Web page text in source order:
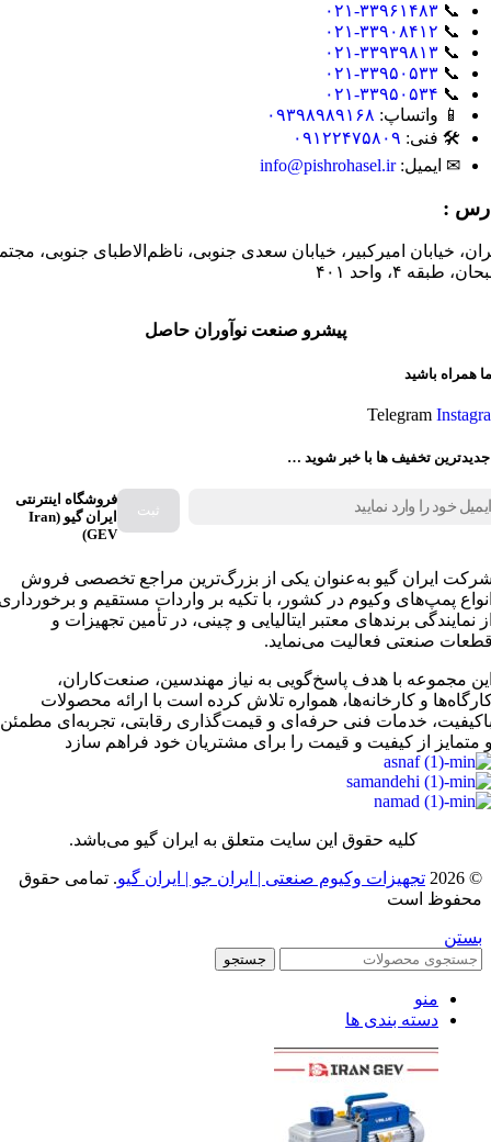
📞 ۰۲۱-۳۳۹۶۱۴۸۳
📞 ۰۲۱-۳۳۹۰۸۴۱۲
📞 ۰۲۱-۳۳۹۳۹۸۱۳
📞 ۰۲۱-۳۳۹۵۰۵۳۳
📞 ۰۲۱-۳۳۹۵۰۵۳۴
📱 واتساپ: ۰۹۳۹۸۹۸۹۱۶۸
🛠 فنی: ۰۹۱۲۲۴۷۵۸۰۹
✉ ایمیل:info@pishrohasel.ir
:
خیابان امیرکبیر، خیابان سعدی جنوبی، ناظم‌الاطبای جنوبی،
طبقه ۴، واحد ۴۰۱
پیشرو صنعت نوآوران حاصل
ما همراه باشید
Telegram
جدیدترین تخفیف ها با خبر شوید …
فروشگاه اینترنتی
ایران گیو (Iran
GEV)
ایران گیو به‌عنوان یکی از بزرگ‌ترین مراجع تخصصی فروش
پمپ‌های وکیوم در کشور، با تکیه بر واردات مستقیم و
نمایندگی برندهای معتبر ایتالیایی و چینی، در تأمین تجهیزات و
صنعتی فعالیت می‌نماید.
مجموعه با هدف پاسخ‌گویی به نیاز مهندسین، صنعت‌کاران،
و کارخانه‌ها، همواره تلاش کرده است با ارائه محصولات
خدمات فنی حرفه‌ای و قیمت‌گذاری رقابتی، تجربه‌ای مطمئن
متمایز از کیفیت و قیمت را برای مشتریان خود فراهم سازد
کلیه حقوق این سایت متعلق به ایران گیو می‌باشد.
© 2026 تجهیزات وکیوم صنعتی | ایران جو | ایران گیو. تمامی حقوق
محفوظ است
بستن
جستجو
منو
دسته بندی ها